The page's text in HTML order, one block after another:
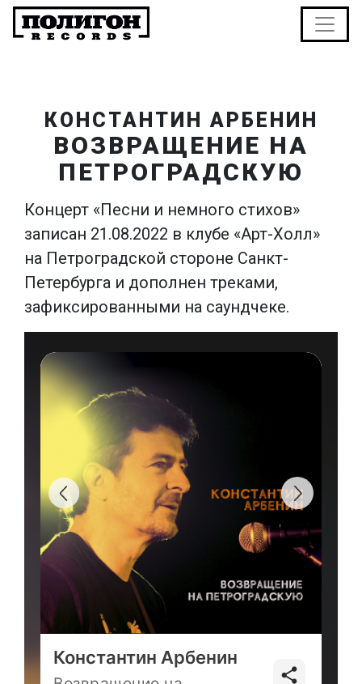
КОНСТАНТИН АРБЕНИН
ВОЗВРАЩЕНИЕ НА
ПЕТРОГРАДСКУЮ
Концерт «Песни и немного стихов»
записан 21.08.2022 в клубе «Арт-Холл»
на Петроградской стороне Санкт-
Петербурга и дополнен треками,
зафиксированными на саундчеке.